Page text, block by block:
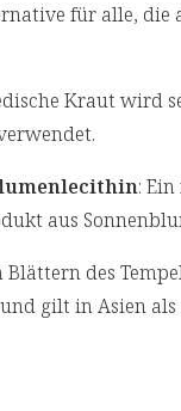
für alle,
Kraut wird
:
aus
Blättern des
gilt in Asien